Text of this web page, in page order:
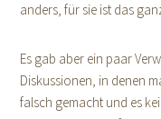
anders, für sie ist das
Es gab aber ein paar
Diskussionen, in denen
falsch gemacht und es